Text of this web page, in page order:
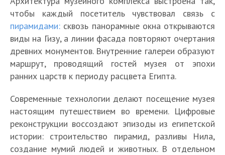
чтобы каждый посетитель чувствовал связь с
пирамидами: сквозь панорамные окна открываются
виды на Гизу, а линии фасада повторяют очертания
древних монументов. Внутренние галереи образуют
маршрут, проводящий гостей музея от эпохи
ранних царств к периоду расцвета Египта.
Современные технологии делают посещение музея
настоящим путешествием во времени. Цифровые
реконструкции воссоздают эпизоды из египетской
истории: строительство пирамид, разливы Нила,
создание мумий людей и животных. В отдельном